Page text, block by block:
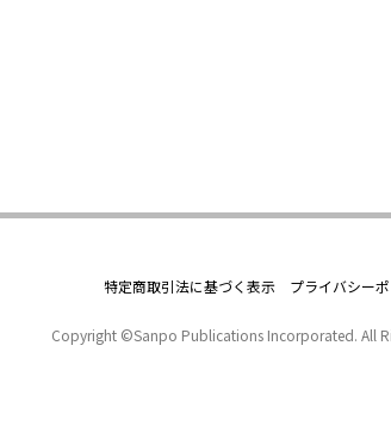
特定商取引法に基づく表示 プライバシー
Copyright ©Sanpo Publications Incorporated. All